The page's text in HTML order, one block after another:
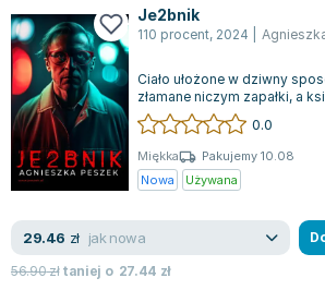
Je2bnik
110 procent, 2024
Ciało ułożone w dziwny
złamane niczym zapałki, a
oprawie – to rzeczy, z którymi
0.0
Miękka
Pakujemy 10.08
Nowa
Używana
29.46 zł jak nowa
56.90złtaniej o 27.44 zł